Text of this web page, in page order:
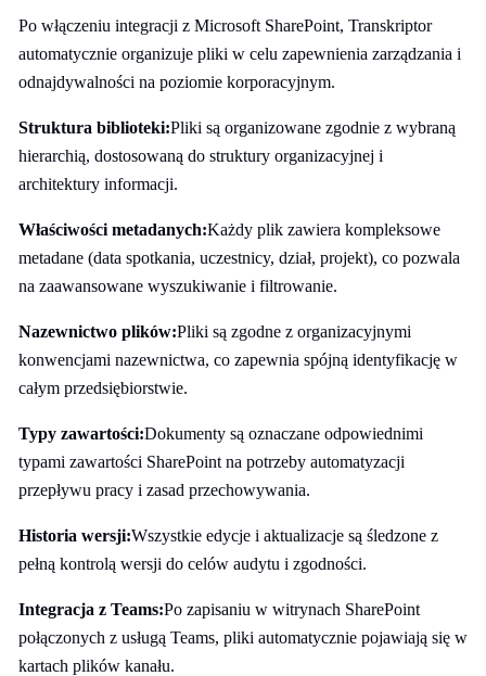
Po włączeniu integracji z Microsoft SharePoint, Transkriptor
automatycznie organizuje pliki w celu zapewnienia zarządzania i
odnajdywalności na poziomie korporacyjnym.
Struktura biblioteki:Pliki są organizowane zgodnie z wybraną
hierarchią, dostosowaną do struktury organizacyjnej i
architektury informacji.
Właściwości metadanych:Każdy plik zawiera kompleksowe
metadane (data spotkania, uczestnicy, dział, projekt), co pozwala
na zaawansowane wyszukiwanie i filtrowanie.
Nazewnictwo plików:Pliki są zgodne z organizacyjnymi
konwencjami nazewnictwa, co zapewnia spójną identyfikację w
całym przedsiębiorstwie.
Typy zawartości:Dokumenty są oznaczane odpowiednimi
typami zawartości SharePoint na potrzeby automatyzacji
przepływu pracy i zasad przechowywania.
Historia wersji:Wszystkie edycje i aktualizacje są śledzone z
pełną kontrolą wersji do celów audytu i zgodności.
Integracja z Teams:Po zapisaniu w witrynach SharePoint
połączonych z usługą Teams, pliki automatycznie pojawiają się w
kartach plików kanału.